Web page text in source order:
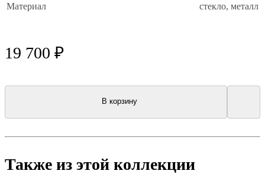
Материал стекло, металл
19 700 ₽
В корзину
Также из этой коллекции